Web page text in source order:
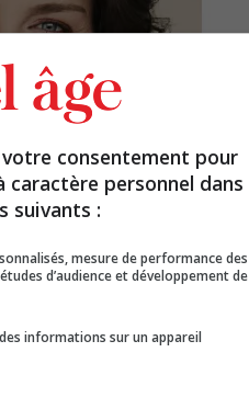
votre consentement pour
caractère personnel dans
suivants :
mesure de performance des
d’audience et développement de
informations sur un appareil